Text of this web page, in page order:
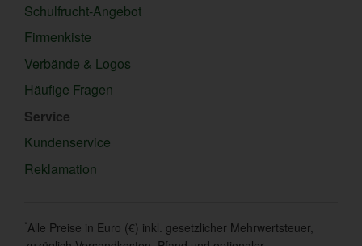
Schulfrucht-Angebot
Firmenkiste
Verbände & Logos
Häufige Fragen
Service
Kundenservice
Reklamation
*Alle Preise in Euro (€) inkl. gesetzlicher Mehrwertsteuer,